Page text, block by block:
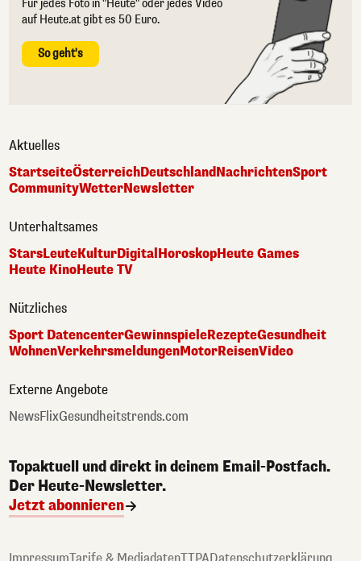
Für jedes Foto in "Heute" oder jedes Video
auf Heute.at gibt es 50 Euro.
So geht's
Aktuelles
StartseiteÖsterreichDeutschlandNachrichtenSport
CommunityWetterNewsletter
Unterhaltsames
StarsLeuteKulturDigitalHoroskopHeute Games
Heute KinoHeute TV
Nützliches
Sport DatencenterGewinnspieleRezepteGesundheit
WohnenVerkehrsmeldungenMotorReisenVideo
Externe Angebote
NewsFlixGesundheitstrends.com
Topaktuell und direkt in deinem Email-Postfach.
Der Heute-Newsletter.
Jetzt abonnieren